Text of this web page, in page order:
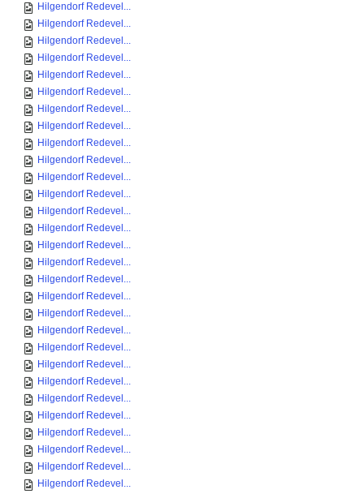
Hilgendorf Redevel...
Hilgendorf Redevel...
Hilgendorf Redevel...
Hilgendorf Redevel...
Hilgendorf Redevel...
Hilgendorf Redevel...
Hilgendorf Redevel...
Hilgendorf Redevel...
Hilgendorf Redevel...
Hilgendorf Redevel...
Hilgendorf Redevel...
Hilgendorf Redevel...
Hilgendorf Redevel...
Hilgendorf Redevel...
Hilgendorf Redevel...
Hilgendorf Redevel...
Hilgendorf Redevel...
Hilgendorf Redevel...
Hilgendorf Redevel...
Hilgendorf Redevel...
Hilgendorf Redevel...
Hilgendorf Redevel...
Hilgendorf Redevel...
Hilgendorf Redevel...
Hilgendorf Redevel...
Hilgendorf Redevel...
Hilgendorf Redevel...
Hilgendorf Redevel...
Hilgendorf Redevel...